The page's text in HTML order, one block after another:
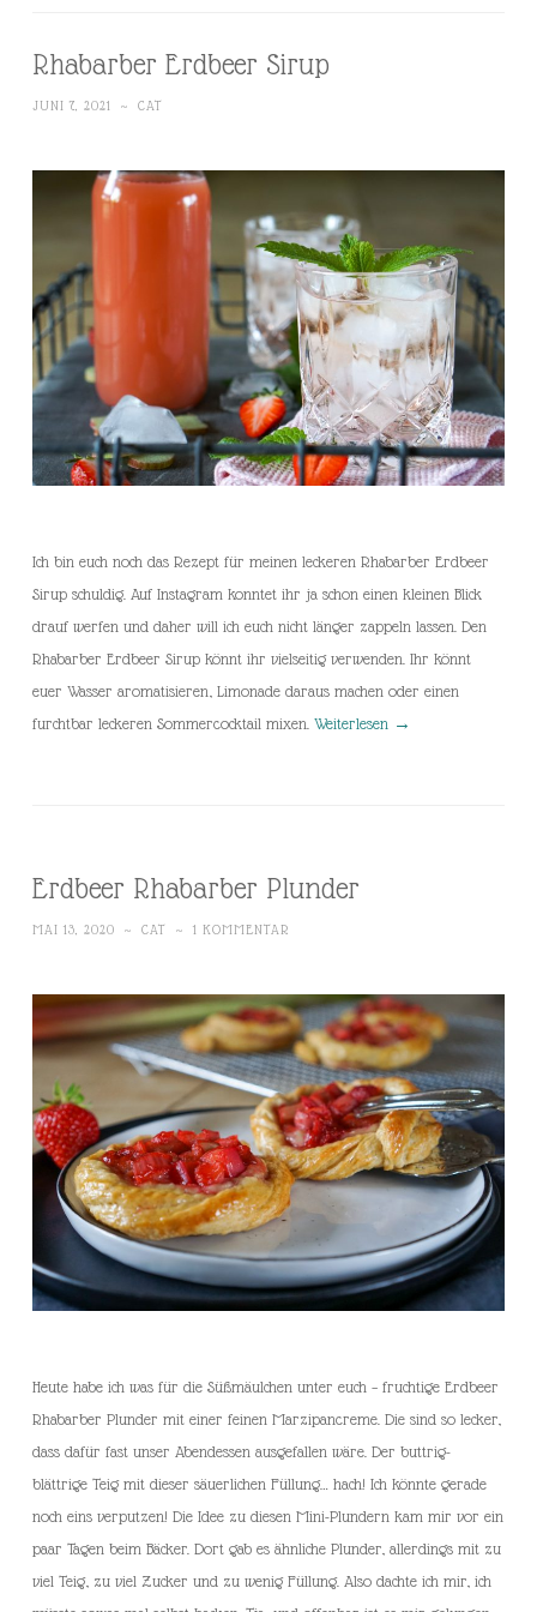
Rhabarber Erdbeer Sirup
JUNI 7, 2021 ~ CAT
Ich bin euch noch das Rezept für meinen leckeren Rhabarber Erdbeer
Sirup schuldig. Auf Instagram konntet ihr ja schon einen kleinen Blick
drauf werfen und daher will ich euch nicht länger zappeln lassen. Den
Rhabarber Erdbeer Sirup könnt ihr vielseitig verwenden. Ihr könnt
euer Wasser aromatisieren, Limonade daraus machen oder einen
furchtbar leckeren Sommercocktail mixen. Weiterlesen →
Erdbeer Rhabarber Plunder
MAI 13, 2020 ~ CAT ~ 1 KOMMENTAR
Heute habe ich was für die Süßmäulchen unter euch – fruchtige Erdbeer
Rhabarber Plunder mit einer feinen Marzipancreme. Die sind so lecker,
dass dafür fast unser Abendessen ausgefallen wäre. Der buttrig-
blättrige Teig mit dieser säuerlichen Füllung… hach! Ich könnte gerade
noch eins verputzen! Die Idee zu diesen Mini-Plundern kam mir vor ein
paar Tagen beim Bäcker. Dort gab es ähnliche Plunder, allerdings mit zu
viel Teig, zu viel Zucker und zu wenig Füllung. Also dachte ich mir, ich